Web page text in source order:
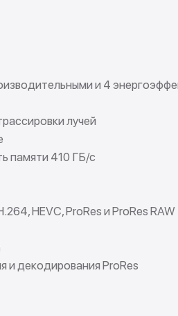
и 4
лучей
памяти 410 ГБ/с
HEVC, ProRes и ProRes RAW
и декодирования ProRes